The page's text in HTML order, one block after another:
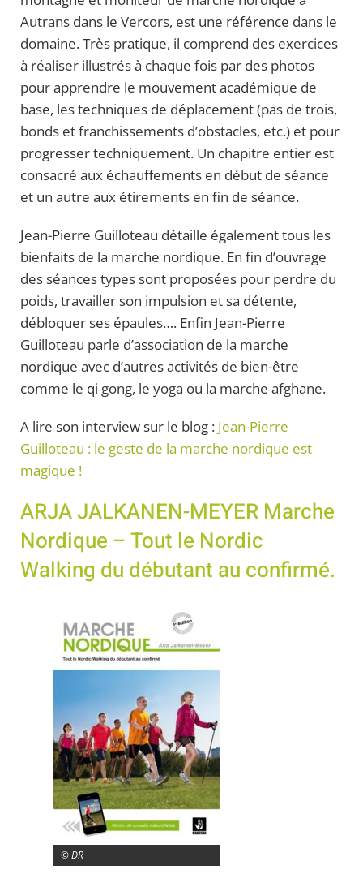
Autrans dans le Vercors, est une référence dans le
domaine. Très pratique, il comprend des exercices
à réaliser illustrés à chaque fois par des photos
pour apprendre le mouvement académique de
base, les techniques de déplacement (pas de trois,
bonds et franchissements d’obstacles, etc.) et pour
progresser techniquement. Un chapitre entier est
consacré aux échauffements en début de séance
et un autre aux étirements en fin de séance.
Jean-Pierre Guilloteau détaille également tous les
bienfaits de la marche nordique. En fin d’ouvrage
des séances types sont proposées pour perdre du
poids, travailler son impulsion et sa détente,
débloquer ses épaules…. Enfin Jean-Pierre
Guilloteau parle d’association de la marche
nordique avec d’autres activités de bien-être
comme le qi gong, le yoga ou la marche afghane.
A lire son interview sur le blog : Jean-Pierre
Guilloteau : le geste de la marche nordique est
magique !
ARJA JALKANEN-MEYER Marche
Nordique – Tout le Nordic
Walking du débutant au confirmé.
© DR